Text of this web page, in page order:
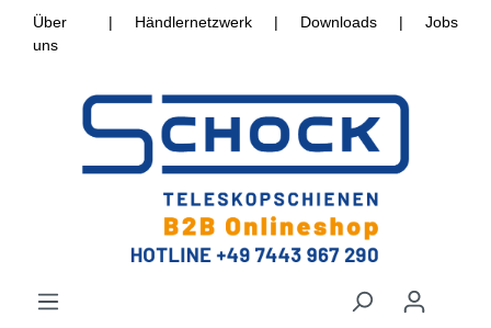
Über
uns
| Händlernetzwerk | Downloads | Jobs